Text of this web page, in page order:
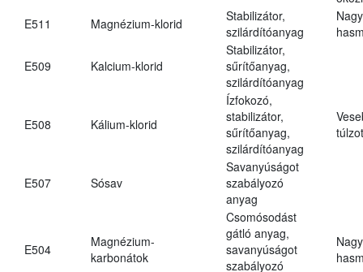
E511
Magnézium-klorid
Stabilizátor,
szilárdítóanyag
E509 Kalcium-klorid
Stabilizátor,
sűrítőanyag,
szilárdítóanyag
E508 Kálium-klorid
Ízfokozó,
stabilizátor,
sűrítőanyag,
szilárdítóanyag
E507 Sósav
Savanyúságot
szabályozó
anyag
E504
Magnézium-
karbonátok
Csomósodást
gátló anyag,
savanyúságot
szabályozó